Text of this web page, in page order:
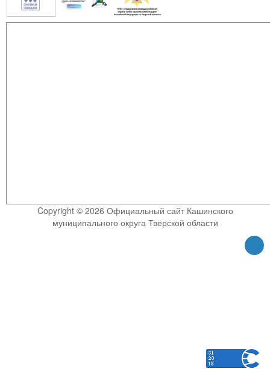
Copyright © 2026 Официальный сайт Кашинского
муниципального округа Тверской области